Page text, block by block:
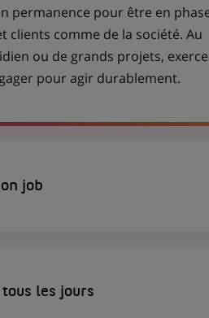
permanence pour être en
clients comme de la société. Au
ou de grands projets,
pour agir durablement.
job
les jours